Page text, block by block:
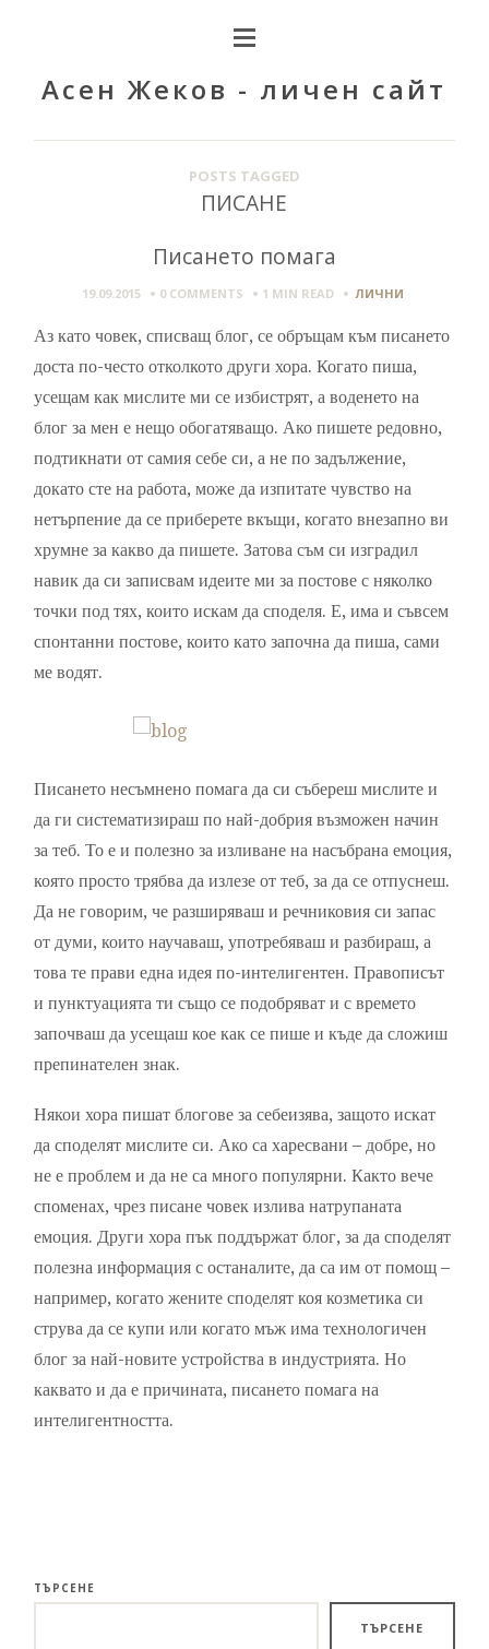
Асен Жеков - личен сайт
POSTS TAGGED
ПИСАНЕ
Писането помага
19.09.2015 0 COMMENTS 1 MIN READ ЛИЧНИ
Аз като човек, списващ блог, се обръщам към писането
доста по-често отколкото други хора. Когато пиша,
усещам как мислите ми се избистрят, а воденето на
блог за мен е нещо обогатяващо. Ако пишете редовно,
подтикнати от самия себе си, а не по задължение,
докато сте на работа, може да изпитате чувство на
нетърпение да се приберете вкъщи, когато внезапно ви
хрумне за какво да пишете. Затова съм си изградил
навик да си записвам идеите ми за постове с няколко
точки под тях, които искам да споделя. Е, има и съвсем
спонтанни постове, които като започна да пиша, сами
ме водят.
Писането несъмнено помага да си събереш мислите и
да ги систематизираш по най-добрия възможен начин
за теб. То е и полезно за изливане на насъбрана емоция,
която просто трябва да излезе от теб, за да се отпуснеш.
Да не говорим, че разширяваш и речниковия си запас
от думи, които научаваш, употребяваш и разбираш, а
това те прави една идея по-интелигентен. Правописът
и пунктуацията ти също се подобряват и с времето
започваш да усещаш кое как се пише и къде да сложиш
препинателен знак.
Някои хора пишат блогове за себеизява, защото искат
да споделят мислите си. Ако са харесвани – добре, но
не е проблем и да не са много популярни. Както вече
споменах, чрез писане човек излива натрупаната
емоция. Други хора пък поддържат блог, за да споделят
полезна информация с останалите, да са им от помощ –
например, когато жените споделят коя козметика си
струва да се купи или когато мъж има технологичен
блог за най-новите устройства в индустрията. Но
каквато и да е причината, писането помага на
интелигентността.
ТЪРСЕНЕ
ТЪРСЕНЕ